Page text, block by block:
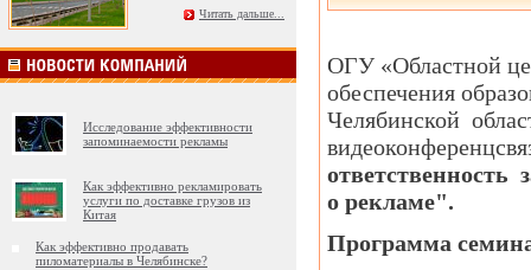
Читать дальше...
Исследование эффективности
запоминаемости рекламы
Как эффективно рекламировать
услуги по доставке грузов из
Китая
Как эффективно продавать
пиломатериалы в Челябинске?
ОГУ «Областной
обеспечения
Челябинской
ответственность
о рекламе".
Программа